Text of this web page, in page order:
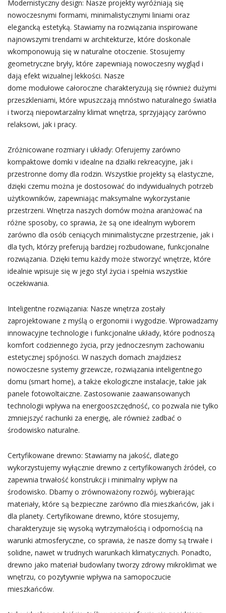
Modernistyczny design: Nasze projekty wyróżniają się
nowoczesnymi formami, minimalistycznymi liniami oraz
elegancką estetyką. Stawiamy na rozwiązania inspirowane
najnowszymi trendami w architekturze, które doskonale
wkomponowują się w naturalne otoczenie. Stosujemy
geometryczne bryły, które zapewniają nowoczesny wygląd i
dają efekt wizualnej lekkości. Nasze
dome modułowe całoroczne charakteryzują się również dużymi
przeszkleniami, które wpuszczają mnóstwo naturalnego światła
i tworzą niepowtarzalny klimat wnętrza, sprzyjający zarówno
relaksowi, jak i pracy.
Zróżnicowane rozmiary i układy: Oferujemy zarówno
kompaktowe domki v idealne na działki rekreacyjne, jak i
przestronne domy dla rodzin. Wszystkie projekty są elastyczne,
dzięki czemu można je dostosować do indywidualnych potrzeb
użytkowników, zapewniając maksymalne wykorzystanie
przestrzeni. Wnętrza naszych domów można aranżować na
różne sposoby, co sprawia, że są one idealnym wyborem
zarówno dla osób ceniących minimalistyczne przestrzenie, jak i
dla tych, którzy preferują bardziej rozbudowane, funkcjonalne
rozwiązania. Dzięki temu każdy może stworzyć wnętrze, które
idealnie wpisuje się w jego styl życia i spełnia wszystkie
oczekiwania.
Inteligentne rozwiązania: Nasze wnętrza zostały
zaprojektowane z myślą o ergonomii i wygodzie. Wprowadzamy
innowacyjne technologie i funkcjonalne układy, które podnoszą
komfort codziennego życia, przy jednoczesnym zachowaniu
estetycznej spójności. W naszych domach znajdziesz
nowoczesne systemy grzewcze, rozwiązania inteligentnego
domu (smart home), a także ekologiczne instalacje, takie jak
panele fotowoltaiczne. Zastosowanie zaawansowanych
technologii wpływa na energooszczędność, co pozwala nie tylko
zmniejszyć rachunki za energię, ale również zadbać o
środowisko naturalne.
Certyfikowane drewno: Stawiamy na jakość, dlatego
wykorzystujemy wyłącznie drewno z certyfikowanych źródeł, co
zapewnia trwałość konstrukcji i minimalny wpływ na
środowisko. Dbamy o zrównoważony rozwój, wybierając
materiały, które są bezpieczne zarówno dla mieszkańców, jak i
dla planety. Certyfikowane drewno, które stosujemy,
charakteryzuje się wysoką wytrzymałością i odpornością na
warunki atmosferyczne, co sprawia, że nasze domy są trwałe i
solidne, nawet w trudnych warunkach klimatycznych. Ponadto,
drewno jako materiał budowlany tworzy zdrowy mikroklimat we
wnętrzu, co pozytywnie wpływa na samopoczucie
mieszkańców.